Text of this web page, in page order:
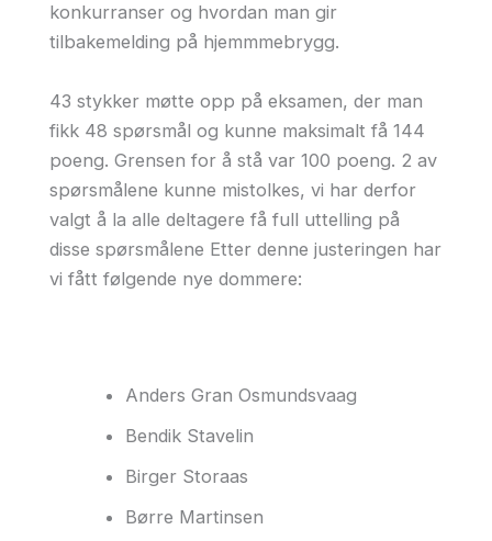
konkurranser og hvordan man gir
tilbakemelding på hjemmmebrygg.
43 stykker møtte opp på eksamen, der man
fikk 48 spørsmål og kunne maksimalt få 144
poeng. Grensen for å stå var 100 poeng. 2 av
spørsmålene kunne mistolkes, vi har derfor
valgt å la alle deltagere få full uttelling på
disse spørsmålene Etter denne justeringen har
vi fått følgende nye dommere:
Anders Gran Osmundsvaag
Bendik Stavelin
Birger Storaas
Børre Martinsen